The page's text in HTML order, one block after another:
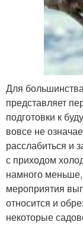
Для
представляет
подготовки к
вовсе не
расслабиться и
с приходом
намного
мероприятия
относится и
некоторые